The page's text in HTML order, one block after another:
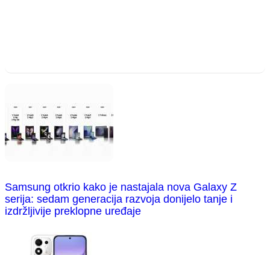
Samsung otkrio kako je nastajala nova Galaxy Z
serija: sedam generacija razvoja donijelo tanje i
izdržljivije preklopne uređaje